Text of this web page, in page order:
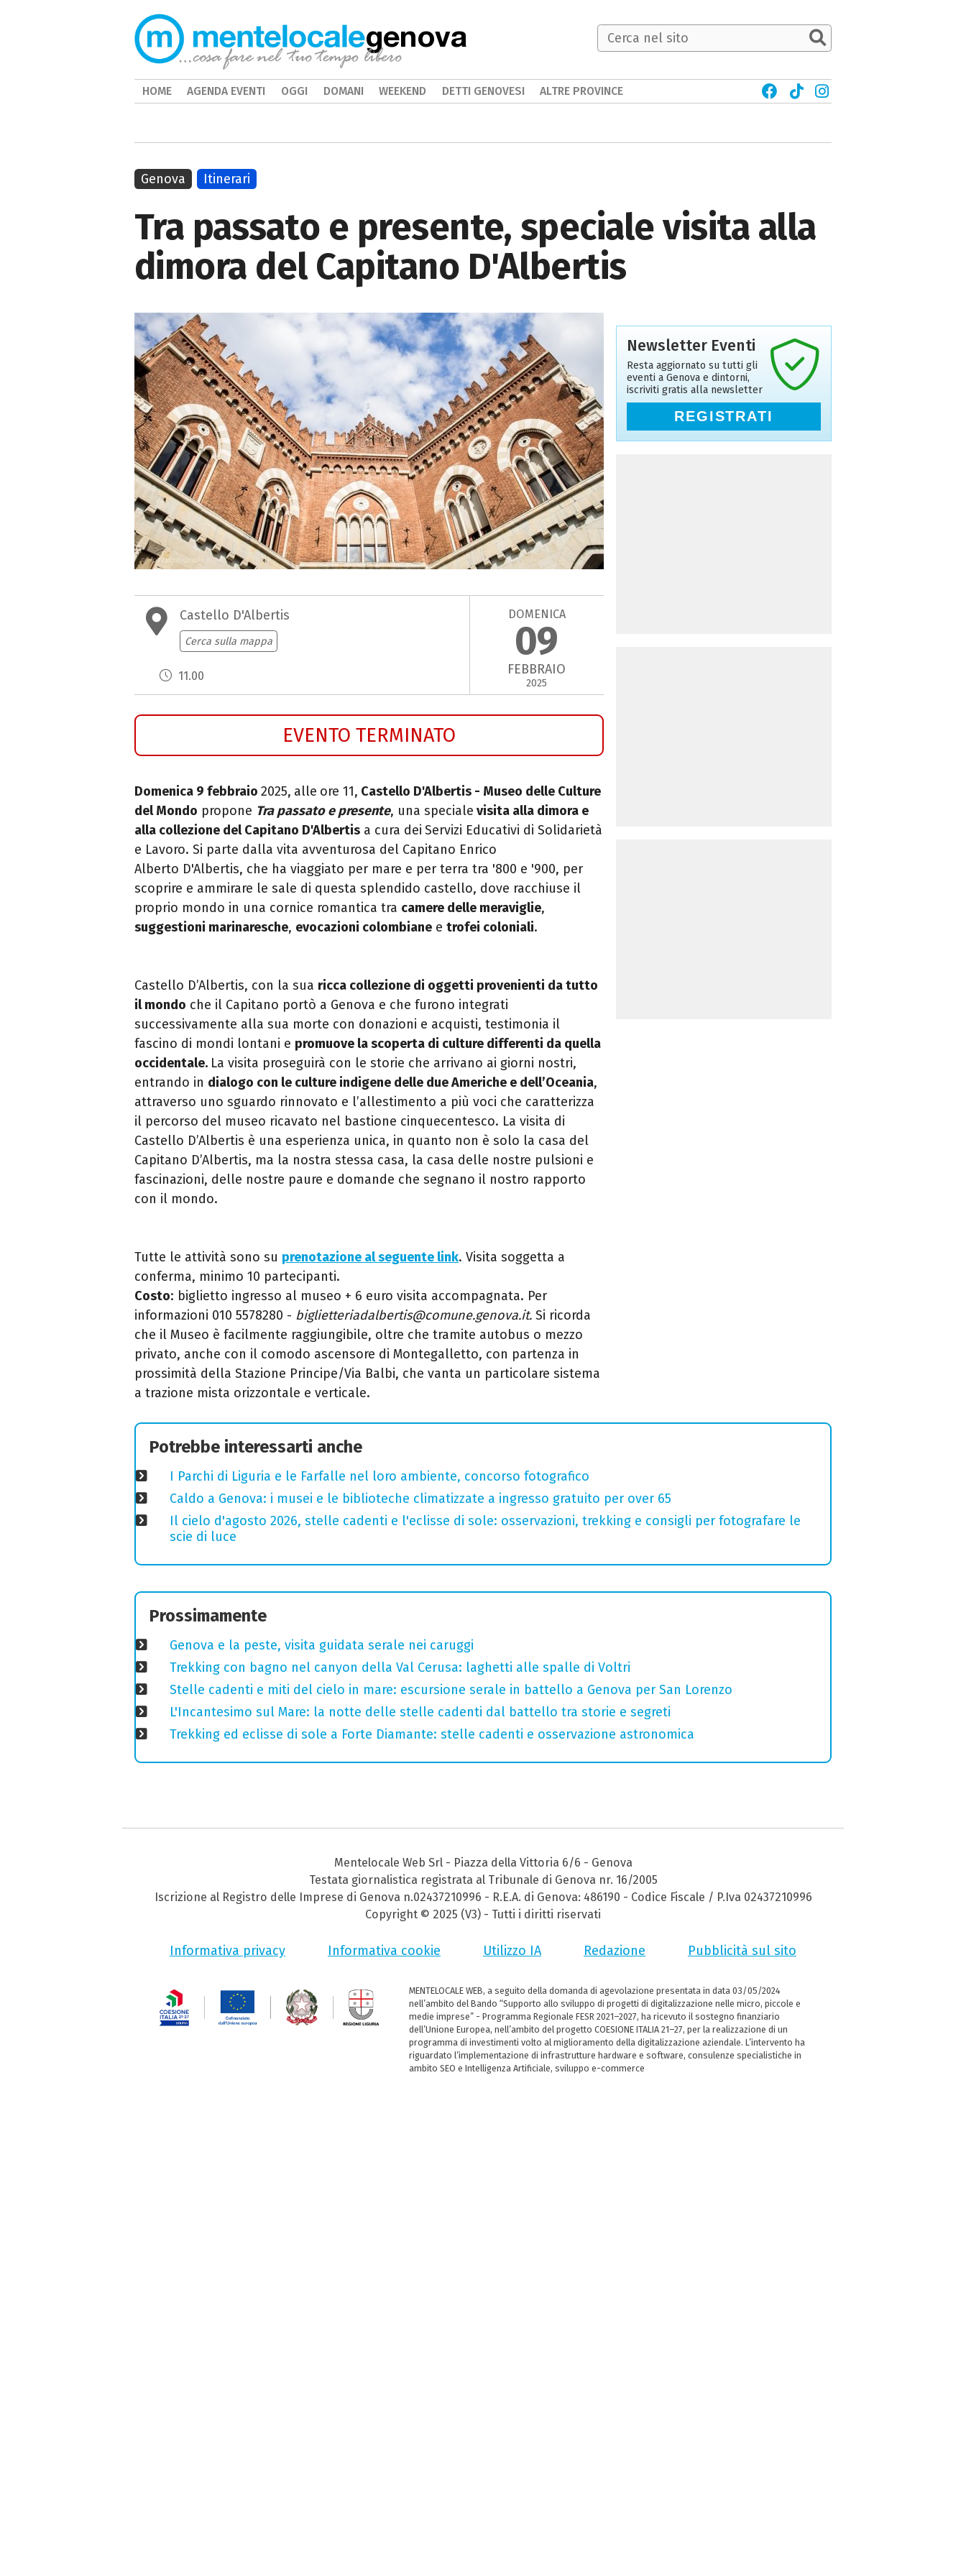
Tra passato e presente, speciale visita alla
dimora del Capitano D'Albertis
Castello D'Albertis
Cerca sulla mappa
11.00
DOMENICA
09
FEBBRAIO
2025
EVENTO TERMINATO
Domenica 9 febbraio 2025, alle ore 11, Castello D'Albertis - Museo delle Culture
del Mondo propone Tra passato e presente, una speciale visita alla dimora e
alla collezione del Capitano D'Albertis a cura dei Servizi Educativi di Solidarietà
e Lavoro. Si parte dalla vita avventurosa del Capitano Enrico
Alberto D'Albertis, che ha viaggiato per mare e per terra tra '800 e '900, per
scoprire e ammirare le sale di questa splendido castello, dove racchiuse il
proprio mondo in una cornice romantica tra camere delle meraviglie,
suggestioni marinaresche, evocazioni colombiane e trofei coloniali.
Castello D’Albertis, con la sua ricca collezione di oggetti provenienti da tutto
il mondo che il Capitano portò a Genova e che furono integrati
successivamente alla sua morte con donazioni e acquisti, testimonia il
fascino di mondi lontani e promuove la scoperta di culture differenti da quella
occidentale. La visita proseguirà con le storie che arrivano ai giorni nostri,
entrando in dialogo con le culture indigene delle due Americhe e dell’Oceania,
attraverso uno sguardo rinnovato e l’allestimento a più voci che caratterizza
il percorso del museo ricavato nel bastione cinquecentesco. La visita di
Castello D’Albertis è una esperienza unica, in quanto non è solo la casa del
Capitano D’Albertis, ma la nostra stessa casa, la casa delle nostre pulsioni e
fascinazioni, delle nostre paure e domande che segnano il nostro rapporto
con il mondo.
Tutte le attività sono su prenotazione al seguente link. Visita soggetta a
conferma, minimo 10 partecipanti.
Costo: biglietto ingresso al museo + 6 euro visita accompagnata. Per
informazioni 010 5578280 - biglietteriadalbertis@comune.genova.it. Si ricorda
che il Museo è facilmente raggiungibile, oltre che tramite autobus o mezzo
privato, anche con il comodo ascensore di Montegalletto, con partenza in
prossimità della Stazione Principe/Via Balbi, che vanta un particolare sistema
a trazione mista orizzontale e verticale.
Genova Itinerari
Newsletter Eventi
Resta aggiornato su tutti gli
eventi a Genova e dintorni,
iscriviti gratis alla newsletter
REGISTRATI
Potrebbe interessarti anche
I Parchi di Liguria e le Farfalle nel loro ambiente, concorso fotografico
Caldo a Genova: i musei e le biblioteche climatizzate a ingresso gratuito per over 65
Il cielo d'agosto 2026, stelle cadenti e l'eclisse di sole: osservazioni, trekking e consigli per fotografare le
scie di luce
Prossimamente
Genova e la peste, visita guidata serale nei caruggi
Trekking con bagno nel canyon della Val Cerusa: laghetti alle spalle di Voltri
Stelle cadenti e miti del cielo in mare: escursione serale in battello a Genova per San Lorenzo
L'Incantesimo sul Mare: la notte delle stelle cadenti dal battello tra storie e segreti
Trekking ed eclisse di sole a Forte Diamante: stelle cadenti e osservazione astronomica
genova
HOME AGENDA EVENTI OGGI DOMANI WEEKEND DETTI GENOVESI ALTRE PROVINCE
Mentelocale Web Srl - Piazza della Vittoria 6/6 - Genova
Testata giornalistica registrata al Tribunale di Genova nr. 16/2005
Iscrizione al Registro delle Imprese di Genova n.02437210996 - R.E.A. di Genova: 486190 - Codice Fiscale / P.Iva 02437210996
Copyright © 2025 (V3) - Tutti i diritti riservati
Informativa privacy Informativa cookie Utilizzo IA Redazione Pubblicità sul sito
MENTELOCALE WEB, a seguito della domanda di agevolazione presentata in data 03/05/2024
nell’ambito del Bando “Supporto allo sviluppo di progetti di digitalizzazione nelle micro, piccole e
medie imprese” - Programma Regionale FESR 2021–2027, ha ricevuto il sostegno finanziario
dell’Unione Europea, nell’ambito del progetto COESIONE ITALIA 21–27, per la realizzazione di un
programma di investimenti volto al miglioramento della digitalizzazione aziendale. L’intervento ha
riguardato l’implementazione di infrastrutture hardware e software, consulenze specialistiche in
ambito SEO e Intelligenza Artificiale, sviluppo e-commerce